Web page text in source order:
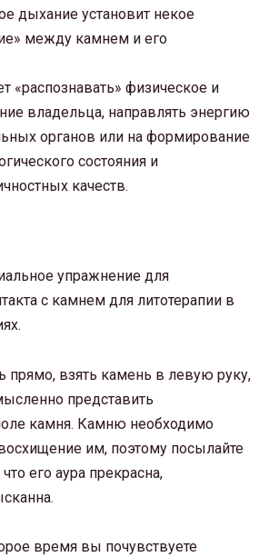
дыхание установит некое
между камнем и его
«распознавать» физическое и
владельца, направлять энергию
органов или на формирование
состояния и
качеств.
упражнение для
с камнем для литотерапии в
прямо, взять камень в левую руку,
представить
камня. Камню необходимо
им, поэтому посылайте
его аура прекрасна,
время вы почувствуете